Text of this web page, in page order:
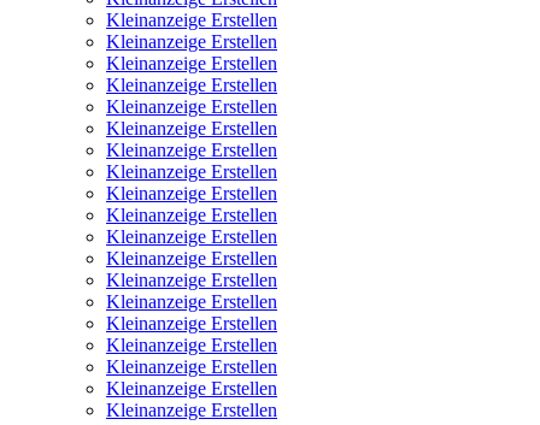
Kleinanzeige Erstellen
Kleinanzeige Erstellen
Kleinanzeige Erstellen
Kleinanzeige Erstellen
Kleinanzeige Erstellen
Kleinanzeige Erstellen
Kleinanzeige Erstellen
Kleinanzeige Erstellen
Kleinanzeige Erstellen
Kleinanzeige Erstellen
Kleinanzeige Erstellen
Kleinanzeige Erstellen
Kleinanzeige Erstellen
Kleinanzeige Erstellen
Kleinanzeige Erstellen
Kleinanzeige Erstellen
Kleinanzeige Erstellen
Kleinanzeige Erstellen
Kleinanzeige Erstellen